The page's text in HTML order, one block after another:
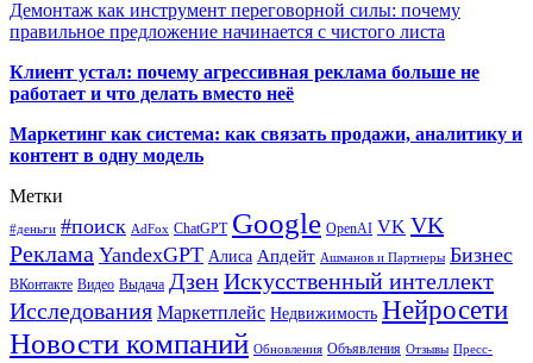
Демонтаж как инструмент переговорной силы: почему
правильное предложение начинается с чистого листа
Клиент устал: почему агрессивная реклама больше не
работает и что делать вместо неё
Маркетинг как система: как связать продажи, аналитику и
контент в одну модель
Метки
#деньги #поиск AdFox ChatGPT Google OpenAI VK VK
Реклама YandexGPT Алиса Апдейт Ашманов и Партнеры Бизнес
ВКонтакте Видео Выдача ДзенИскусственный интеллект
Исследования Маркетплейс Недвижимость Нейросети
Новости компаний Обновления Объявления Отзывы Пресс-